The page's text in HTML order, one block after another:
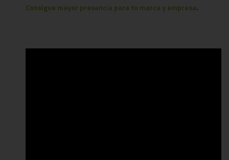
Consigue mayor presencia para tu marca y empresa.